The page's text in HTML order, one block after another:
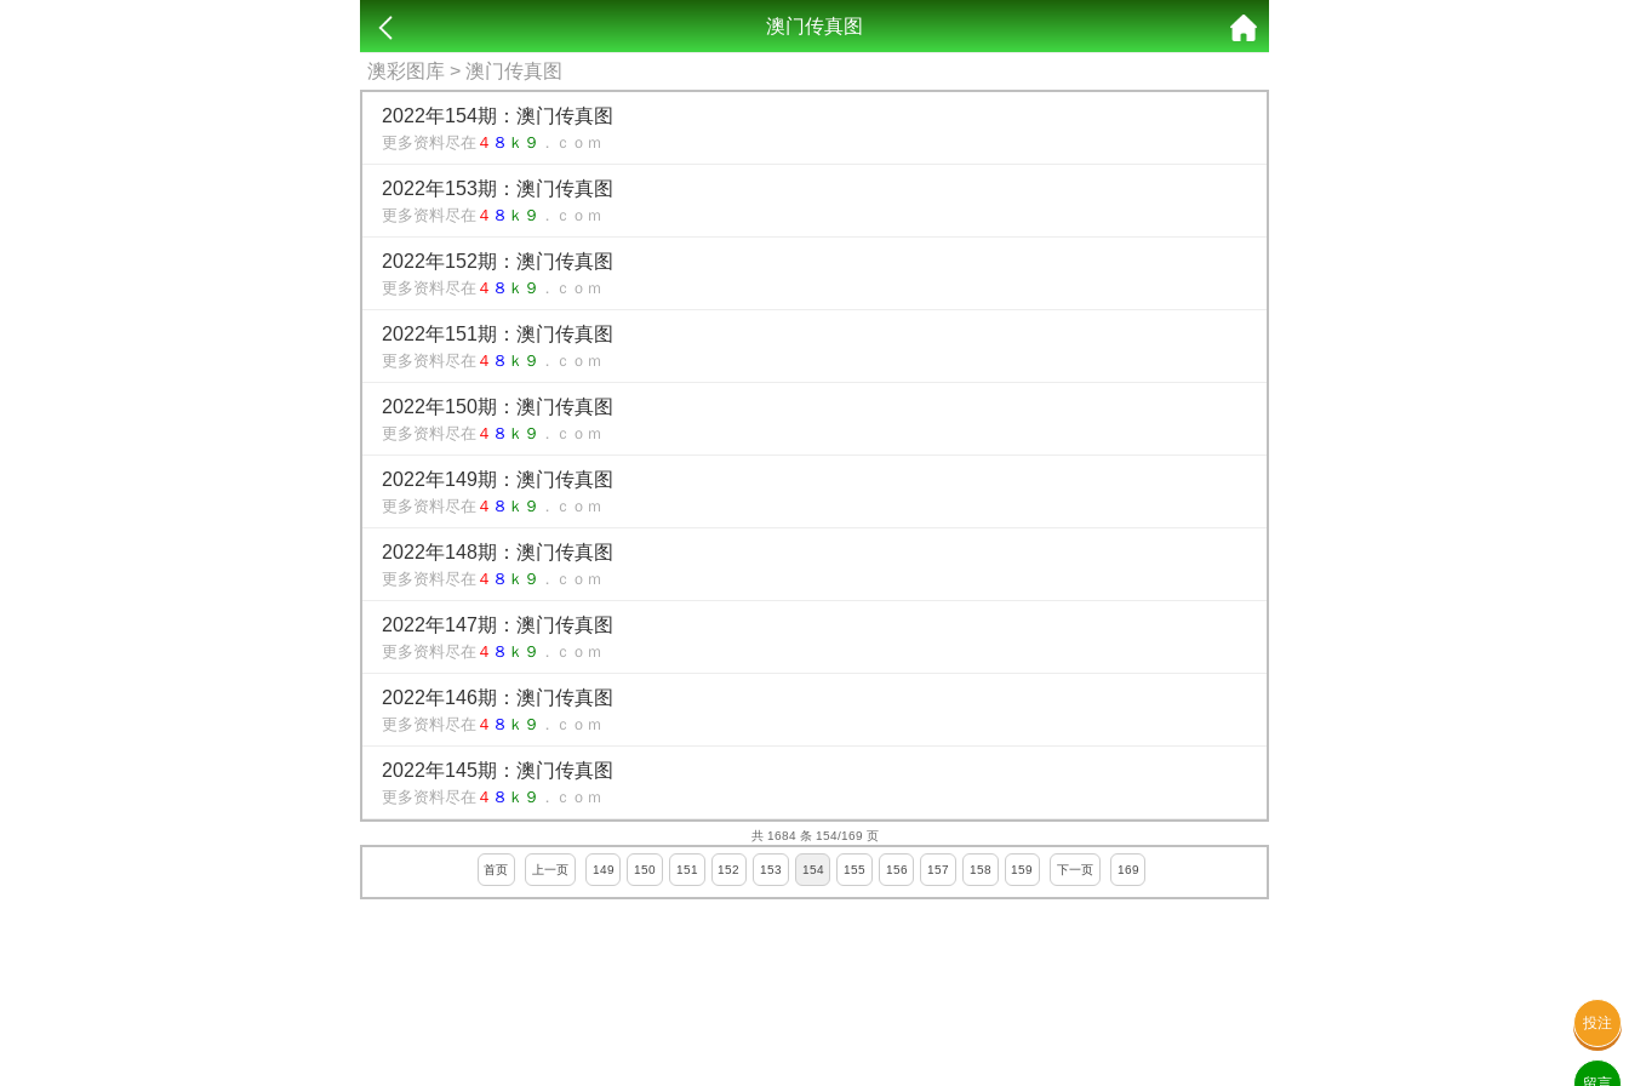
投注
澳门传真图
澳彩图库 > 澳门传真图
2022年154期：澳门传真图
更多资料尽在 ４ ８ ｋ９ ．ｃｏｍ
2022年153期：澳门传真图
更多资料尽在 ４ ８ ｋ９ ．ｃｏｍ
2022年152期：澳门传真图
更多资料尽在 ４ ８ ｋ９ ．ｃｏｍ
2022年151期：澳门传真图
更多资料尽在 ４ ８ ｋ９ ．ｃｏｍ
2022年150期：澳门传真图
更多资料尽在 ４ ８ ｋ９ ．ｃｏｍ
2022年149期：澳门传真图
更多资料尽在 ４ ８ ｋ９ ．ｃｏｍ
2022年148期：澳门传真图
更多资料尽在 ４ ８ ｋ９ ．ｃｏｍ
2022年147期：澳门传真图
更多资料尽在 ４ ８ ｋ９ ．ｃｏｍ
2022年146期：澳门传真图
更多资料尽在 ４ ８ ｋ９ ．ｃｏｍ
2022年145期：澳门传真图
更多资料尽在 ４ ８ ｋ９ ．ｃｏｍ
共 1684 条 154/169 页
首页 上一页 149 150 151 152 153 154 155 156 157 158 159 下一页 169